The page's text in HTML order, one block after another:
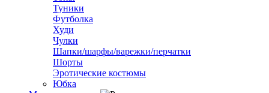
Туники
Футболка
Худи
Чулки
Шапки/шарфы/варежки/перчатки
Шорты
Эротические костюмы
Юбка